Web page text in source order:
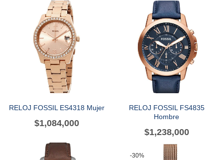
RELOJ FOSSIL ES4318 Mujer
$1,084,000
RELOJ FOSSIL FS4835
Hombre
$1,238,000
-30%